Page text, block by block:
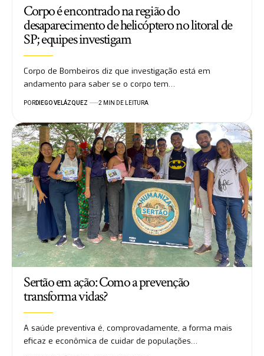
Corpo é encontrado na região do
desaparecimento de helicóptero no litoral de
SP; equipes investigam
Corpo de Bombeiros diz que investigação está em
andamento para saber se o corpo tem…
PORDIEGO VELÁZQUEZ 2 MIN DE LEITURA
Sertão em ação: Como a prevenção
transforma vidas?
A saúde preventiva é, comprovadamente, a forma mais
eficaz e econômica de cuidar de populações…